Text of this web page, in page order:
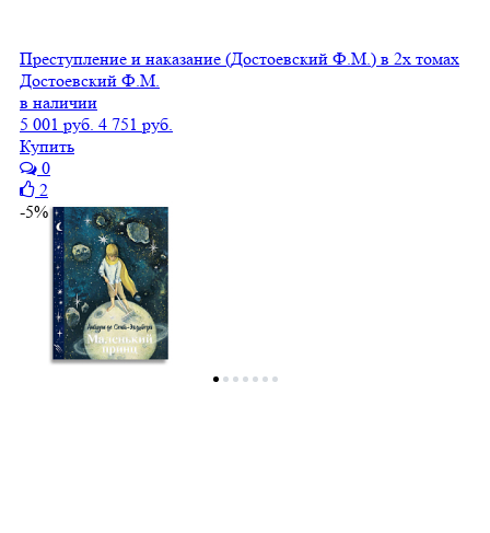
Преступление и наказание (Достоевский Ф.М.) в 2х томах
Достоевский Ф.М.
в наличии
5 001 руб. 4 751 руб.
Купить
0
2
-5%